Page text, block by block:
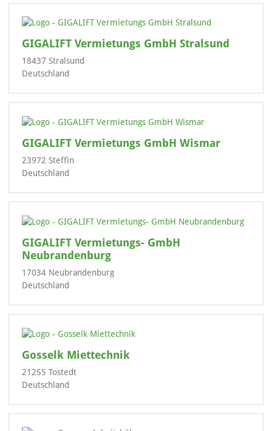
GIGALIFT Vermietungs GmbH Stralsund
18437 Stralsund
Deutschland
GIGALIFT Vermietungs GmbH Wismar
23972 Steffin
Deutschland
GIGALIFT Vermietungs- GmbH
Neubrandenburg
17034 Neubrandenburg
Deutschland
Gosselk Miettechnik
21255 Tostedt
Deutschland